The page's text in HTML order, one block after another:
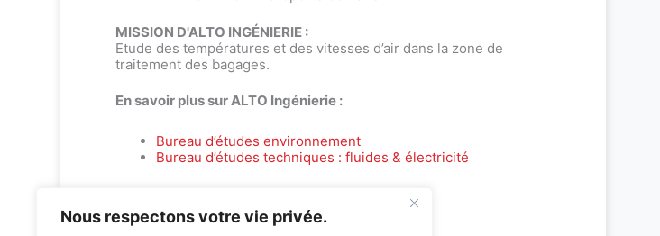
Nous respectons votre vie privée.
MISSION D'ALTO INGÉNIERIE :
Etude des températures et des vitesses d’air dans la zone de
traitement des bagages.
En savoir plus sur ALTO Ingénierie :
Bureau d’études environnement
Bureau d’études techniques : fluides & électricité